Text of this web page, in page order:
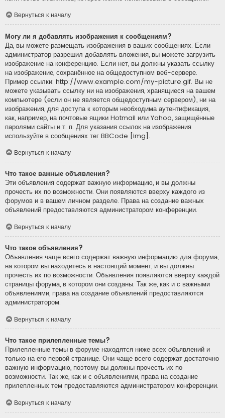
Вернуться к началу
Могу ли я добавлять изображения к сообщениям?
Да, вы можете размещать изображения в ваших сообщениях. Если
администратор разрешил добавлять вложения, вы можете загрузить
изображение на конференцию. Если нет, вы должны указать ссылку
на изображение, сохранённое на общедоступном веб-сервере.
Пример ссылки: http://www.example.com/my-picture.gif. Вы не
можете указывать ссылку ни на изображения, хранящиеся на вашем
компьютере (если он не является общедоступным сервером), ни на
изображения, для доступа к которым необходима аутентификация,
как, например, на почтовые ящики Hotmail или Yahoo, защищённые
паролями сайты и т. п. Для указания ссылок на изображения
используйте в сообщениях тег BBCode [img].
Вернуться к началу
Что такое важные объявления?
Эти объявления содержат важную информацию, и вы должны
прочесть их по возможности. Они появляются вверху каждого из
форумов и в вашем личном разделе. Права на создание важных
объявлений предоставляются администратором конференции.
Вернуться к началу
Что такое объявления?
Объявления чаще всего содержат важную информацию для форума,
на котором вы находитесь в настоящий момент, и вы должны
прочесть их по возможности. Объявления появляются вверху каждой
страницы форума, в котором они созданы. Так же, как и с важными
объявлениями, права на создание объявлений предоставляются
администратором.
Вернуться к началу
Что такое прилепленные темы?
Прилепленные темы в форуме находятся ниже всех объявлений и
только на его первой странице. Они чаще всего содержат достаточно
важную информацию, поэтому вы должны прочесть их по
возможности. Так же, как и с объявлениями, права на создание
прилепленных тем предоставляются администратором конференции.
Вернуться к началу